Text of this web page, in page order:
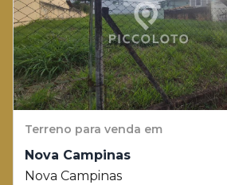
Terreno para venda em
Nova Campinas
Nova Campinas